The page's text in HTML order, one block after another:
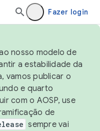
Fazer login
nosso modelo de
a estabilidade da
vamos publicar o
e quarto
com o AOSP, use
de
sempre vai